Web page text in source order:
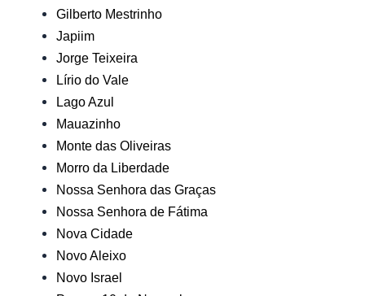
Gilberto Mestrinho
Japiim
Jorge Teixeira
Lírio do Vale
Lago Azul
Mauazinho
Monte das Oliveiras
Morro da Liberdade
Nossa Senhora das Graças
Nossa Senhora de Fátima
Nova Cidade
Novo Aleixo
Novo Israel